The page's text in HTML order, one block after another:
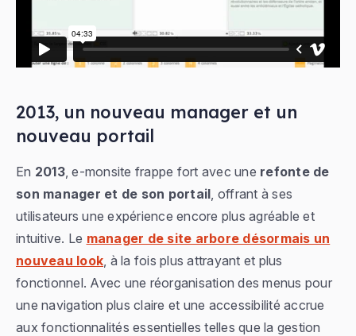
2013, un nouveau manager et un
nouveau portail
En 2013, e-monsite frappe fort avec une refonte de
son manager et de son portail , offrant à ses
utilisateurs une expérience encore plus agréable et
intuitive. Le manager de site arbore désormais un
nouveau look , à la fois plus attrayant et plus
fonctionnel. Avec une réorganisation des menus pour
une navigation plus claire et une accessibilité accrue
aux fonctionnalités essentielles telles que la gestion